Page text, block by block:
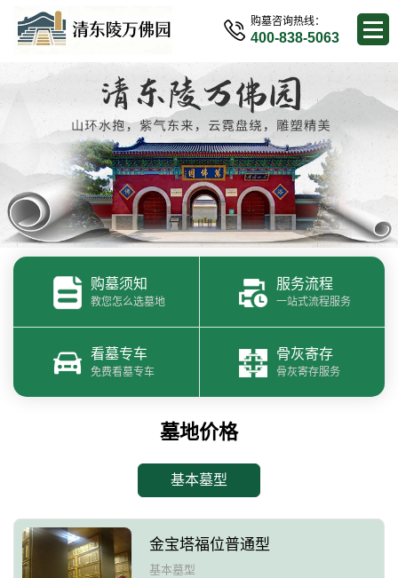
购墓咨询热线：
400-838-5063
购墓须知
教您怎么选墓地
服务流程
一站式流程服务
看墓专车
免费看墓专车
骨灰寄存
骨灰寄存服务
墓地价格
基本墓型
金宝塔福位普通型
基本墓型